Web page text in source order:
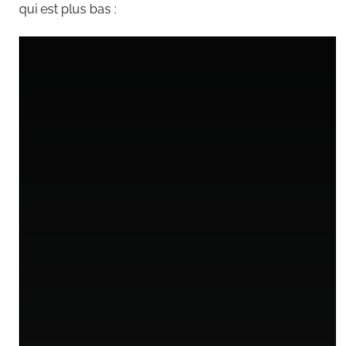
qui est plus bas :